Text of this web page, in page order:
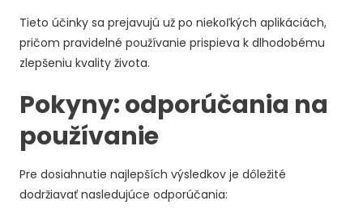
Tieto účinky sa prejavujú už po niekoľkých aplikáciách,
pričom pravidelné používanie prispieva k dlhodobému
zlepšeniu kvality života.
Pokyny: odporúčania na
používanie
Pre dosiahnutie najlepších výsledkov je dôležité
dodržiavať nasledujúce odporúčania: